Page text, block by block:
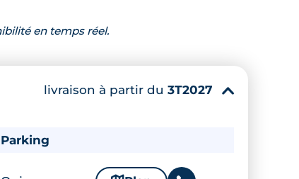
en temps réel.
livraison à partir du 3T2027 ▾
Parking